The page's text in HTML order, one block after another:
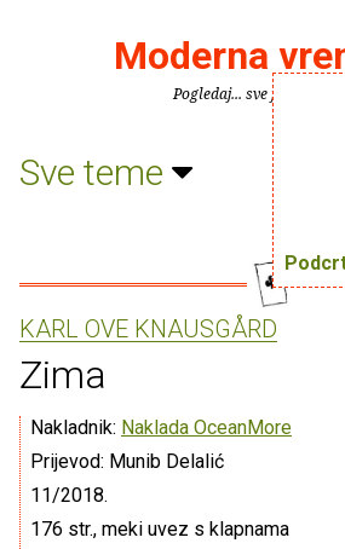
Moderna
Pogledaj... sve je puno
Sve teme
KARL OVE KNAUSGÅRD
Zima
Nakladnik: Naklada OceanMore
Prijevod: Munib Delalić
11/2018.
176 str., meki uvez s klapnama